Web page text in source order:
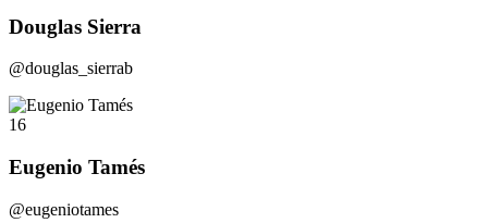
Douglas Sierra
@douglas_sierrab
16
Eugenio Tamés
@eugeniotames